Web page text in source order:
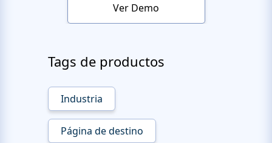
Ver Demo
Tags de productos
Industria
Página de destino